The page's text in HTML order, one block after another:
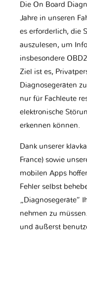
Die On Board
Jahre in unseren
es erforderlich, die
auszulesen, um
insbesondere
Ziel ist es,
Diagnosegeräten
nur für Fachleute
elektronische
erkennen können.
Dank unserer
France) sowie
mobilen Apps
Fehler selbst
„Diagnosegeräte“
nehmen zu
und äußerst